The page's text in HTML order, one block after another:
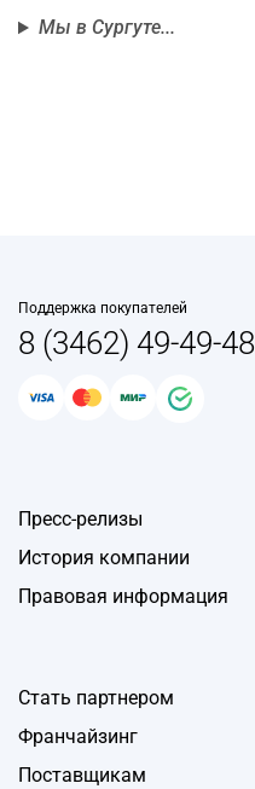
Мы в Сургуте...
Поддержка покупателей
8 (3462) 49-49-48
Пресс-релизы
История компании
Правовая информация
Стать партнером
Франчайзинг
Поставщикам